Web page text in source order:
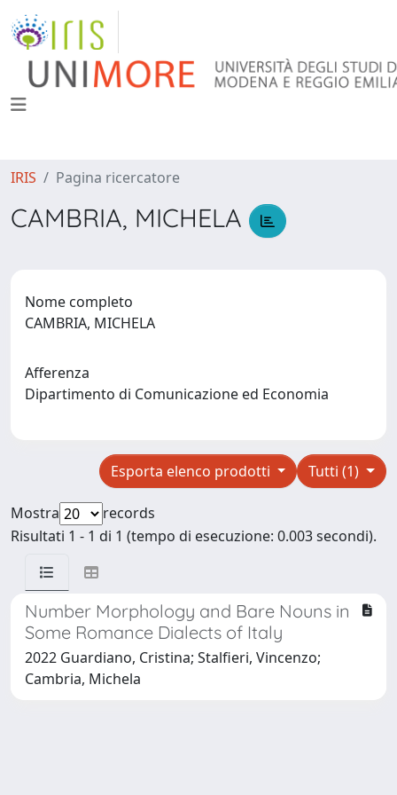
IRIS Pagina ricercatore
CAMBRIA, MICHELA
Nome completo
CAMBRIA, MICHELA
Afferenza
Dipartimento di Comunicazione ed Economia
Tutti (1)
Esporta elenco prodotti
Mostra
records
Risultati 1 - 1 di 1 (tempo di esecuzione: 0.003 secondi).
Number Morphology and Bare Nouns in
Some Romance Dialects of Italy
2022 Guardiano, Cristina; Stalfieri, Vincenzo;
Cambria, Michela